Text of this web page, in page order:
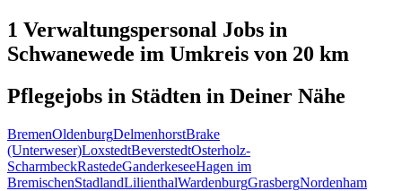
1 Verwaltungspersonal Jobs in
Schwanewede im Umkreis von 20 km
Pflegejobs in Städten in Deiner Nähe
BremenOldenburgDelmenhorstBrake
(Unterweser)LoxstedtBeverstedtOsterholz-
ScharmbeckRastedeGanderkeseeHagen im
BremischenStadlandLilienthalWardenburgGrasbergNordenham